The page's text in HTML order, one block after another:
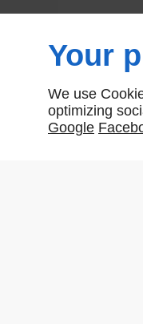
Your
We use
optimizing
Google